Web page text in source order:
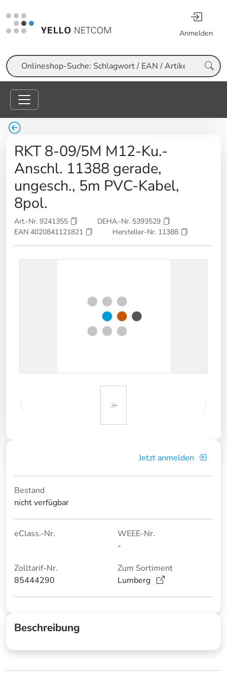
Anmelden
Suche
RKT 8-09/5M M12-Ku.-
Anschl. 11388 gerade,
ungesch., 5m PVC-Kabel,
8pol.
Art.-Nr. 9241355
DEHA.-Nr. 5393529
EAN 4020841121821
Hersteller-Nr. 11388
Jetzt anmelden
Bestand
nicht verfügbar
eClass.-Nr.
WEEE-Nr.
-
Zolltarif-Nr.
85444290
Zum Sortiment
Lumberg
Beschreibung